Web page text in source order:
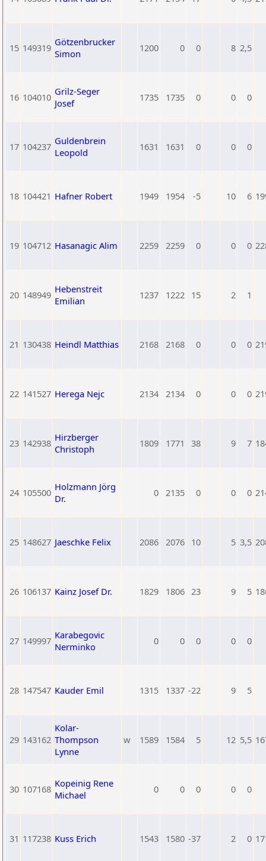
15 149319 Götzenbrucker
Simon
1200 0 0 8 2,5
16 104010 Grilz-Seger
Josef
1735 1735 0 0 0
17 104237 Guldenbrein
Leopold
1631 1631 0 0 0
18 104421 Hafner Robert 1949 1954 -5 10 6
19 104712 Hasanagic Alim 2259 2259 0 0 0
20 148949 Hebenstreit
Emilian
1237 1222 15 2 1
21 130438 Heindl Matthias 2168 2168 0 0 0
22 141527 Herega Nejc 2134 2134 0 0 0
23 142938 Hirzberger
Christoph
1809 1771 38 9 7
24 105500 Holzmann Jörg
Dr.
0 2135 0 0 0
25 148627 Jaeschke Felix 2086 2076 10 5 3,5
26 106137 Kainz Josef Dr. 1829 1806 23 9 5
27 149997 Karabegovic
Nerminko
0 0 0 0 0
28 147547 Kauder Emil 1315 1337 -22 9 5
29 143162
Kolar-
Thompson
Lynne
w 1589 1584 5 12 5,5
30 107168 Kopeinig Rene
Michael
0 0 0 0 0
31 117238 Kuss Erich 1543 1580 -37 2 0